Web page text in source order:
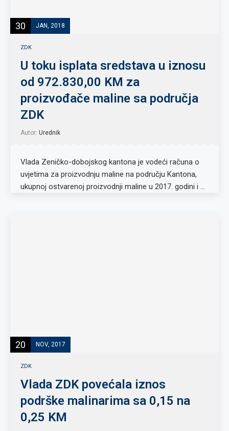
30 JAN, 2018
ZDK
U toku isplata sredstava u iznosu
od 972.830,00 KM za
proizvođače maline sa područja
ZDK
Autor: Urednik
Vlada Zeničko-dobojskog kantona je vodeći računa o
uvjetima za proizvodnju maline na području Kantona,
ukupnoj ostvarenoj proizvodnji maline u 2017. godini i …
20 NOV, 2017
ZDK
Vlada ZDK povećala iznos
podrške malinarima sa 0,15 na
0,25 KM